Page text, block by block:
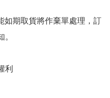
期取貨將作棄單處理，訂